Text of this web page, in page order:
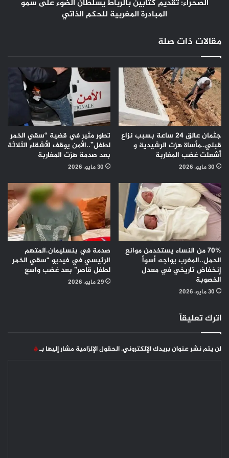
المغربيةالصحراء: تقديم كتابين بالرباط يسلطان الضوء على سمو
المبادرة المغربية للحكم الذاتي
مقالات ذات صلة
جثمان عالق 24 ساعة بسبب نزاع
قبلي..مأساة هزت الرشيدية و
أشعلت غضب المغاربة
30 مايو، 2026
تطور مثير في قضية “سقي الخمر
لطفل”..الأمن يوقف الأشقاء الثلاثة
بعد صدمة هزت المغاربة
30 مايو، 2026
70% من النساء يستخدمن موانع
الحمل..المغرب يواجه أسوأ
إنخفاض تاريخي في معدل
الخصوبة
30 مايو، 2026
صدمة في بنسليمان.المتهم
الرئيسي في فيديو “سقي الخمر
لطفل قاصر” بعد غضب واسع
29 مايو، 2026
اترك تعليقاً
لن يتم نشر عنوان بريدك الإلكتروني.الحقول الإلزامية مشار إليها بـ*